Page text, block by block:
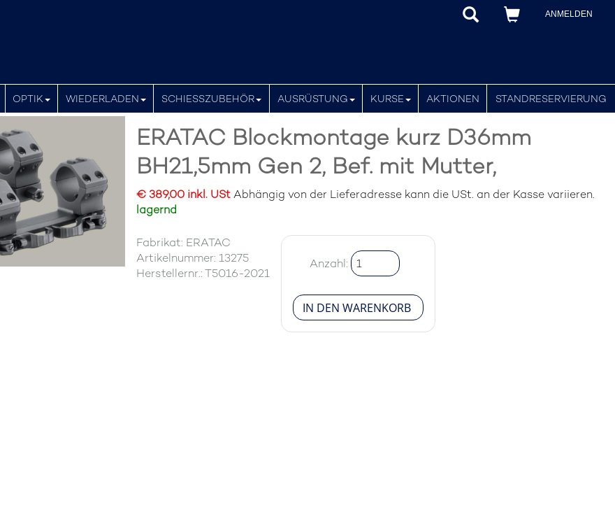
ANMELDEN
OPTIK WIEDERLADEN SCHIESSZUBEHÖR AUSRÜSTUNG KURSE AKTIONEN STANDRESERVIERUNG
ERATAC Blockmontage kurz D36mm
BH21,5mm Gen 2, Bef. mit Mutter,
€ 389,00 inkl. UStAbhängig von der Lieferadresse kann die USt. an der Kasse variieren.
lagernd
Fabrikat: ERATAC
Artikelnummer: 13275
Herstellernr.: T5016-2021
Anzahl: